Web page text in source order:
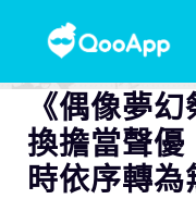
《偶像夢
換擔當聲
時依序轉為